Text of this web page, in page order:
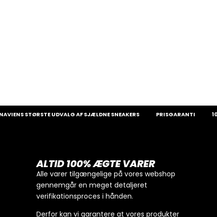
STØRSTE UDVALG AF SJÆLDNE SNEAKERS PRISGARANTI 100%
ALTID 100% ÆGTE VARER
Alle varer tilgængelige på vores webshop
gennemgår en meget detaljeret
verifikationsproces i hånden.
Derfor kan vi garantere at vores produkter